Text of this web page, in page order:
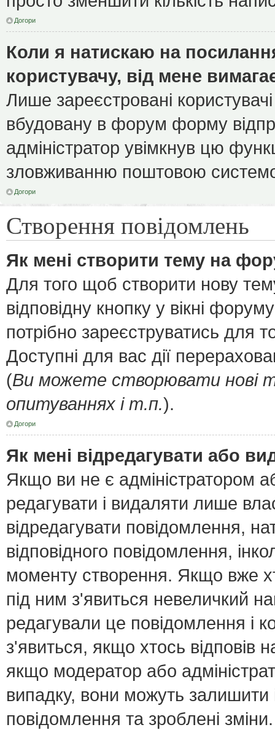
Догори
Коли я натискаю на
користувачу, від мене
Лише зареєстровані
вбудовану в форум форму
адміністратор увімкнув цю
зловживанню поштовою
Догори
Створення повідомлень
Як мені створити тему на
Для того щоб створити нову
відповідну кнопку у вікні
потрібно зареєструватись для
Доступні для вас дії
(Ви можете створювати нові
опитуваннях і т.п.).
Догори
Як мені відредагувати або
Якщо ви не є адміністратором
редагувати і видаляти лише
відредагувати повідомлення,
відповідного повідомлення,
моменту створення. Якщо вже
під ним з'явиться невеличкий
редагували це повідомлення і
з'явиться, якщо хтось відповів
якщо модератор або
випадку, вони можуть
повідомлення та зроблені